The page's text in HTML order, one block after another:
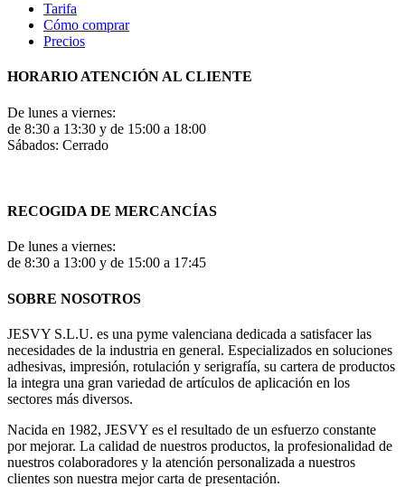
Tarifa
Cómo comprar
Precios
HORARIO ATENCIÓN AL CLIENTE
De lunes a viernes:
de 8:30 a 13:30 y de 15:00 a 18:00
Sábados: Cerrado
RECOGIDA DE MERCANCÍAS
De lunes a viernes:
de 8:30 a 13:00 y de 15:00 a 17:45
SOBRE NOSOTROS
JESVY S.L.U. es una pyme valenciana dedicada a satisfacer las
necesidades de la industria en general. Especializados en soluciones
adhesivas, impresión, rotulación y serigrafía, su cartera de productos
la integra una gran variedad de artículos de aplicación en los
sectores más diversos.
Nacida en 1982, JESVY es el resultado de un esfuerzo constante
por mejorar. La calidad de nuestros productos, la profesionalidad de
nuestros colaboradores y la atención personalizada a nuestros
clientes son nuestra mejor carta de presentación.